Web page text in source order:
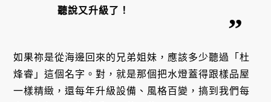
聽說又升級了！
如果祢是從海邊回來的兄弟姐妹，應該多少聽過「杜
烽睿」這個名字。對，就是那個把水燈蓋得跟樣品屋
一樣精緻，還每年升級設備、風格百變，搞到我們每